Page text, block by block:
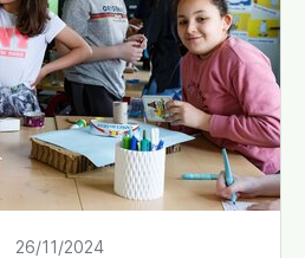
26/11/2024